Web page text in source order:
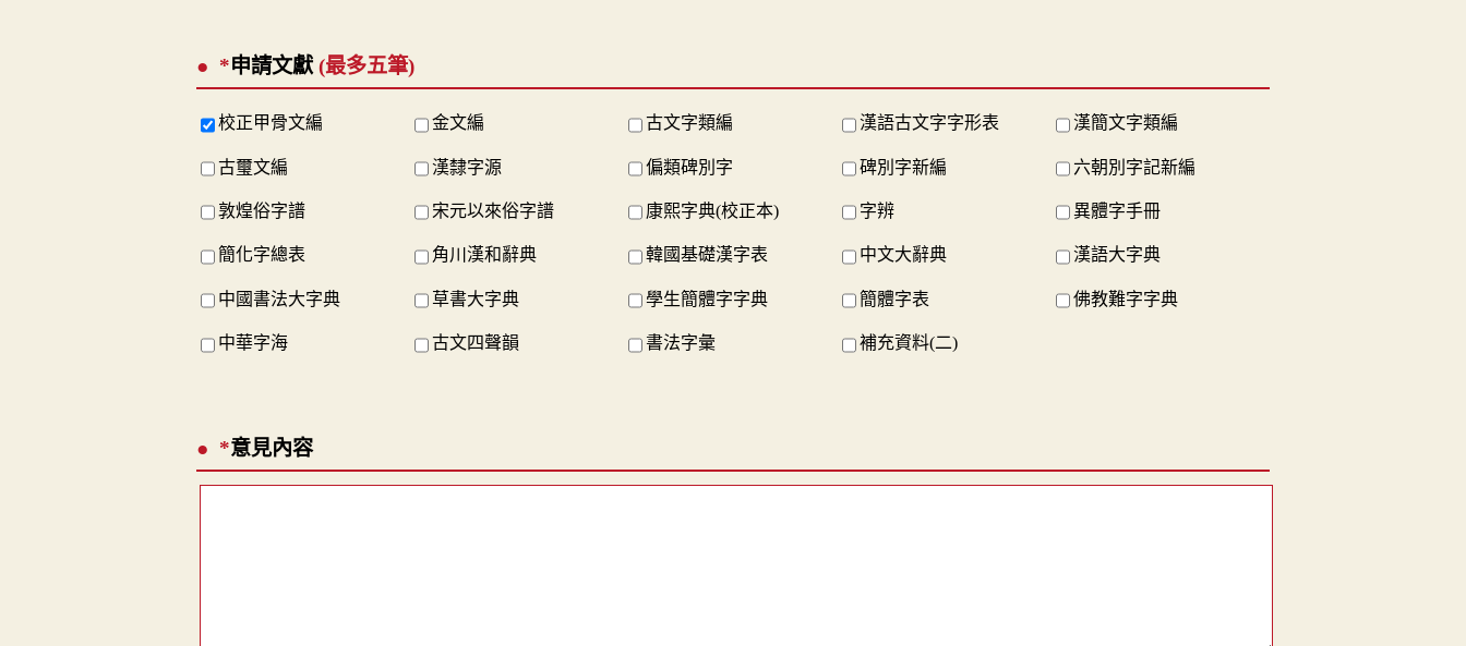
*申請文獻 (最多五筆)
校正甲骨文編 金文編 古文字類編 漢語古文字字形表 漢簡文字類編
古璽文編 漢隸字源 偏類碑別字 碑別字新編 六朝別字記新編
敦煌俗字譜 宋元以來俗字譜 康熙字典(校正本) 字辨 異體字手冊
簡化字總表 角川漢和辭典 韓國基礎漢字表 中文大辭典 漢語大字典
中國書法大字典 草書大字典 學生簡體字字典 簡體字表 佛教難字字典
中華字海 古文四聲韻 書法字彙 補充資料(二)
*意見內容